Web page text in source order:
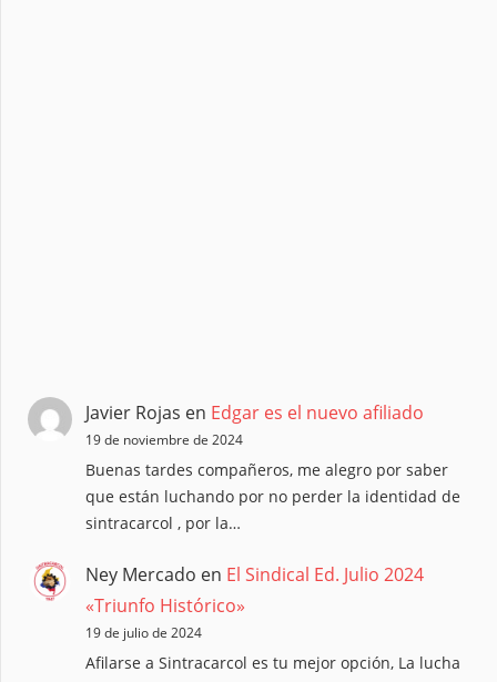
Javier Rojas en Edgar es el nuevo afiliado
19 de noviembre de 2024
Buenas tardes compañeros, me alegro por saber
que están luchando por no perder la identidad de
sintracarcol , por la…
Ney Mercado en El Sindical Ed. Julio 2024
«Triunfo Histórico»
19 de julio de 2024
Afilarse a Sintracarcol es tu mejor opción, La lucha